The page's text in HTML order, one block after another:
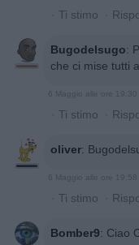
· Ti stimo ·
Bugodelsugo:
che ci mise tutti
6 Maggio alle ore 19:30
· Ti stimo ·
oliver:
6 Maggio alle ore 19:58
· Ti stimo ·
Bomber9: Ciao